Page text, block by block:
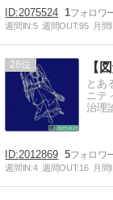
2075524 1
週間IN:5 週間OUT:95 月間
28 【
とあ
ニティ
治理
2012869 5
週間IN:4 週間OUT:16 月間